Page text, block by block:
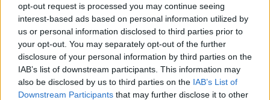
opt-out request is processed you may continue seeing
interest-based ads based on personal information utilized by
us or personal information disclosed to third parties prior to
your opt-out. You may separately opt-out of the further
disclosure of your personal information by third parties on the
IAB’s list of downstream participants. This information may
also be disclosed by us to third parties on the IAB’s List of
Downstream Participants that may further disclose it to other
DILLON DANIS
Hype FC ønsker å booke Dillon Danis vs Chanko Zaynukov
Erik Solvang 13 January, 2026 15:37